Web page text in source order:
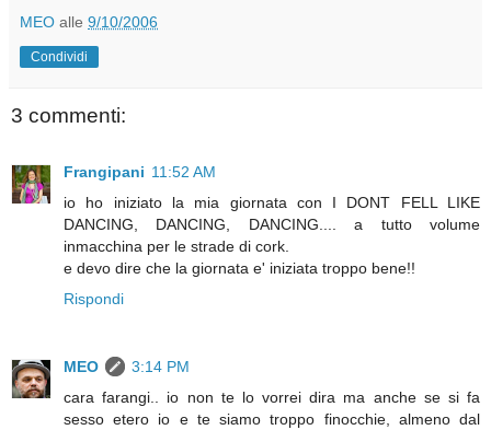
MEO alle 9/10/2006
Condividi
3 commenti:
Frangipani 11:52 AM
io ho iniziato la mia giornata con I DONT FELL LIKE
DANCING, DANCING, DANCING.... a tutto volume
inmacchina per le strade di cork.
e devo dire che la giornata e' iniziata troppo bene!!
Rispondi
MEO
3:14 PM
cara farangi.. io non te lo vorrei dira ma anche se si fa
sesso etero io e te siamo troppo finocchie, almeno dal